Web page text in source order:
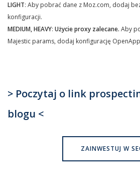
LIGHT: Aby pobrać dane z Moz.com, dodaj
konfiguracji.
MEDIUM, HEAVY: Użycie proxy zalecane. Aby
Majestic params, dodaj konfigurację
> Poczytaj o link
blogu <
ZAINWESTUJ W